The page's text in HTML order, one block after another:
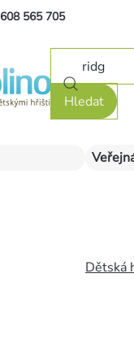
608 565 705
Hledat
Dětská